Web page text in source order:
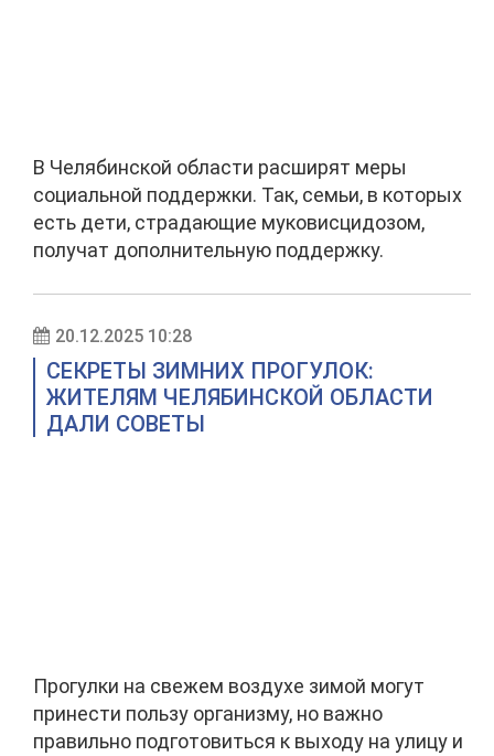
В Челябинской области расширят меры
социальной поддержки. Так, семьи, в которых
есть дети, страдающие муковисцидозом,
получат дополнительную поддержку.
20.12.2025 10:28
СЕКРЕТЫ ЗИМНИХ ПРОГУЛОК:
ЖИТЕЛЯМ ЧЕЛЯБИНСКОЙ ОБЛАСТИ
ДАЛИ СОВЕТЫ
Прогулки на свежем воздухе зимой могут
принести пользу организму, но важно
правильно подготовиться к выходу на улицу и